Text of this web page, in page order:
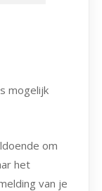
mogelijk
om
het
van je